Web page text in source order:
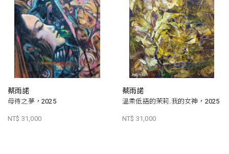
蔡雨諾
母待之夢，2025
NT$ 31,000
蔡雨諾
溫柔低語的茉莉.我的女神，2025
NT$ 31,000